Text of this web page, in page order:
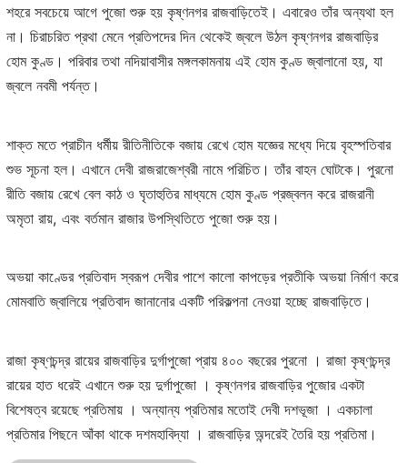
শহরে সবচেয়ে আগে পুজো শুরু হয় কৃষ্ণনগর রাজবাড়িতেই। এবারেও তাঁর অন্যথা হল
না। চিরাচরিত প্রথা মেনে প্রতিপদের দিন থেকেই জ্বলে উঠল কৃষ্ণনগর রাজবাড়ির
হোম কুণ্ড। পরিবার তথা নদিয়াবাসীর মঙ্গলকামনায় এই হোম কুণ্ড জ্বালানো হয়, যা
জ্বলে নবমী পর্যন্ত।
শাক্ত মতে প্রাচীন ধর্মীয় রীতিনীতিকে বজায় রেখে হোম যজ্ঞের মধ্যে দিয়ে বৃহস্পতিবার
শুভ সূচনা হল। এখানে দেবী রাজরাজেশ্বরী নামে পরিচিত। তাঁর বাহন ঘোটকে। পুরনো
রীতি বজায় রেখে বেল কাঠ ও ঘৃতাহুতির মাধ্যমে হোম কুণ্ড প্রজ্বলন করে রাজরানী
অমৃতা রায়, এবং বর্তমান রাজার উপস্থিতিতে পুজো শুরু হয়।
অভয়া কাণ্ডের প্রতিবাদ স্বরূপ দেবীর পাশে কালো কাপড়ের প্রতীকি অভয়া নির্মাণ করে
মোমবাতি জ্বালিয়ে প্রতিবাদ জানানোর একটি পরিকল্পনা নেওয়া হচ্ছে রাজবাড়িতে।
রাজা কৃষ্ণচন্দ্র রায়ের রাজবাড়ির দুর্গাপুজো প্রায় ৪০০ বছরের পুরনো । রাজা কৃষ্ণচন্দ্র
রায়ের হাত ধরেই এখানে শুরু হয় দুর্গাপুজো । কৃষ্ণনগর রাজবাড়ির পুজোর একটা
বিশেষত্ব রয়েছে প্রতিমায় । অন্যান্য প্রতিমার মতোই দেবী দশভূজা । একচালা
প্রতিমার পিছনে আঁকা থাকে দশমহাবিদ্যা । রাজবাড়ির অন্দরেই তৈরি হয় প্রতিমা।